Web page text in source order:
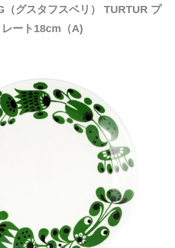
（グスタフスベリ） TURTUR プ
レート18cm（A)